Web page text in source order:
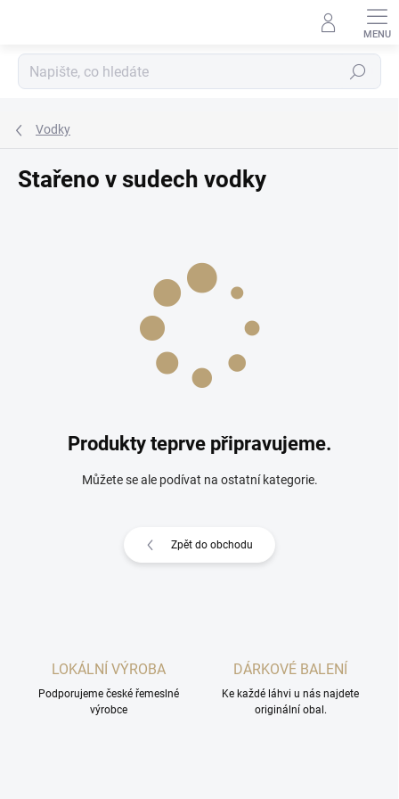
Hledat
Vodky
Stařeno v sudech vodky
Produkty teprve připravujeme.
Můžete se ale podívat na ostatní kategorie.
Zpět do obchodu
LOKÁLNÍ VÝROBA
Podporujeme české řemeslné
výrobce
DÁRKOVÉ BALENÍ
Ke každé láhvi u nás najdete
originální obal.